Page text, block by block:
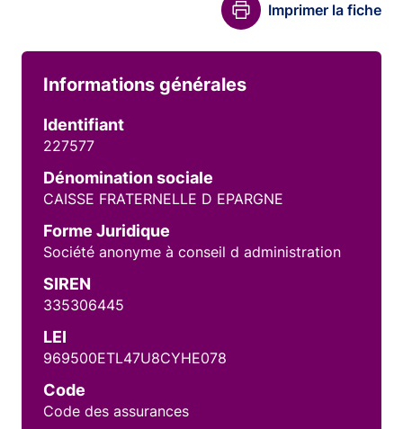
Imprimer la fiche
Informations générales
Identifiant
227577
Dénomination sociale
CAISSE FRATERNELLE D EPARGNE
Forme Juridique
Société anonyme à conseil d administration
SIREN
335306445
LEI
969500ETL47U8CYHE078
Code
Code des assurances